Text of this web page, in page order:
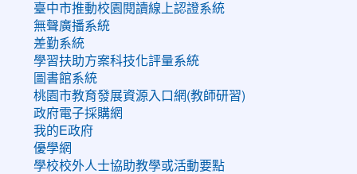
臺中市推動校園閱讀線上認證系統
無聲廣播系統
差勤系統
學習扶助方案科技化評量系統
圖書館系統
桃園市教育發展資源入口網(教師研習)
政府電子採購網
我的E政府
優學網
學校校外人士協助教學或活動要點